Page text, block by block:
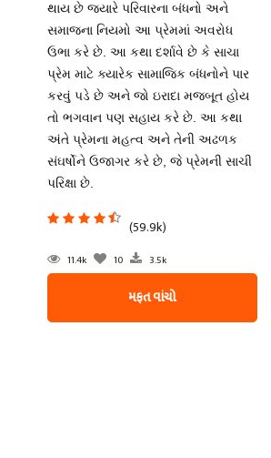
થાય છે જ્યારે પરિવારના બંધનો અને
સમાજના નિયમો આ પ્રેમમાં અવરોધ
ઉભા કરે છે. આ કથા દર્શાવે છે કે સાચા
પ્રેમ માટે ક્યારેક સામાજિક બંધનોને પાર
કરવું પડે છે અને જો ઇરાદા મજબૂત હોય
તો ભગવાન પણ સહાય કરે છે. આ કથા
અંતે પ્રેમના મહત્વ અને તેની અઢળક
સંઘર્ષોને ઉજાગર કરે છે, જે પ્રેમની સાચી
પરિક્ષા છે.
(59.9k)
11.4k 10 3.5k
મફત વાંચો